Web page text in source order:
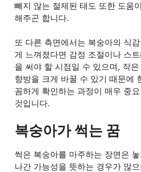
빼지 않는 절제된 태도 또한 도움
해주곤 합니다.
또 다른 측면에서는 복숭아의 식
게 느껴졌다면 감정 조절이나 스
을 써야 할 시점일 수 있으며, 작은
향방을 크게 바꿀 수 있기 때문에
꼼하게 확인하는 과정이 매우 중
것입니다.
복숭아가 썩는 꿈
썩은 복숭아를 마주하는 장면은
나간 가능성을 뜻하는 경우가 많